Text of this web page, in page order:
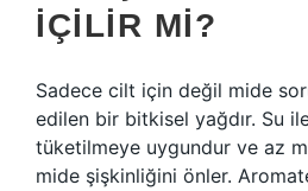
IÇILIR MI?
Sadece cilt için değil mide
edilen bir bitkisel yağdır. Su ile
tüketilmeye uygundur ve az
mide şişkinliğini önler.